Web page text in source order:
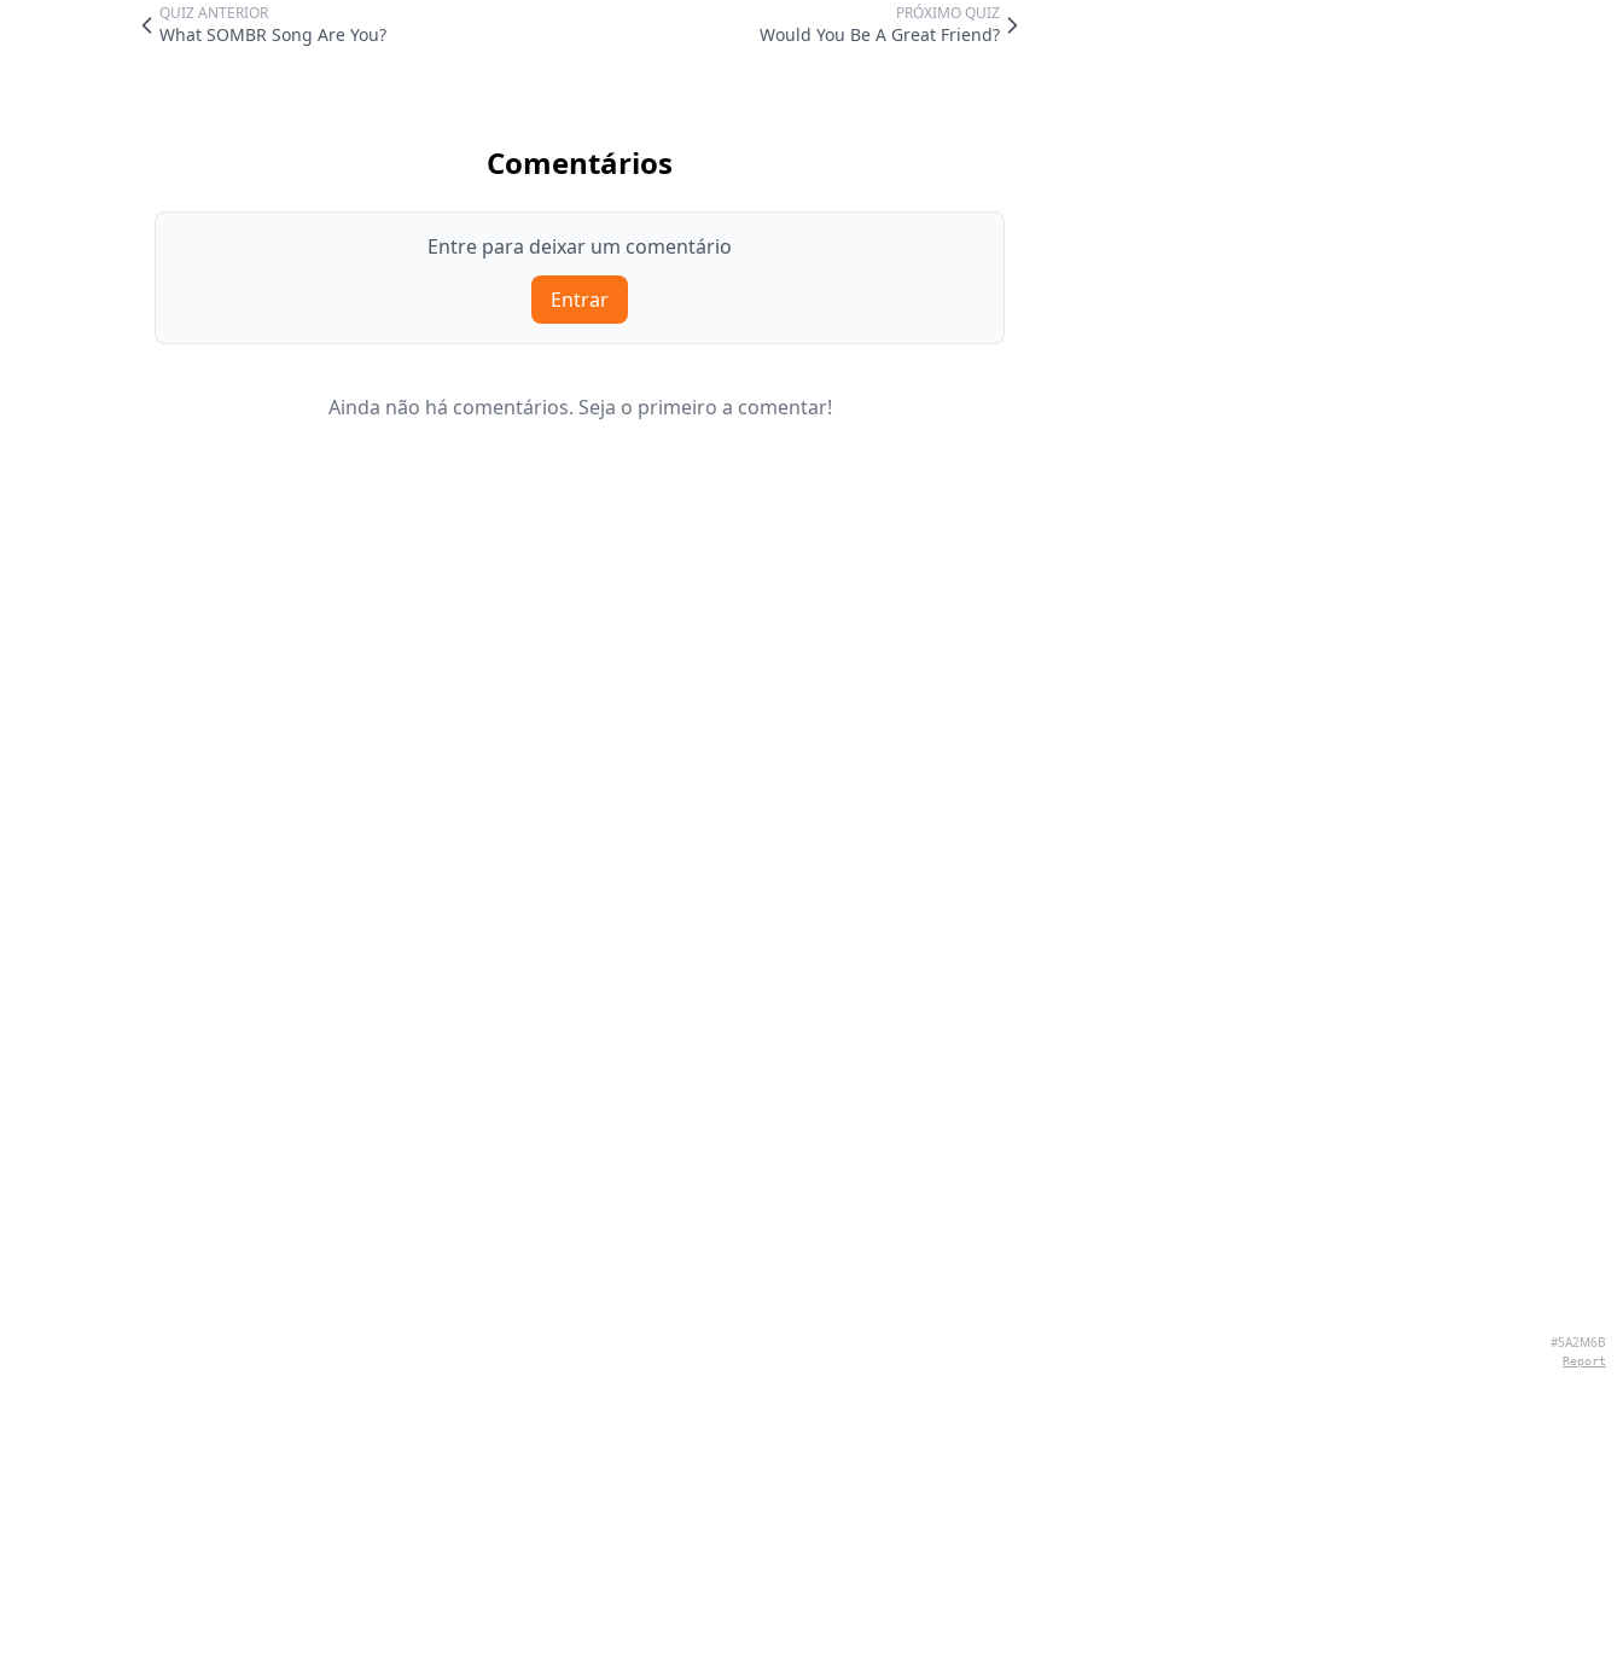
QUIZ ANTERIOR
What SOMBR Song Are You?
PRÓXIMO QUIZ
Would You Be A Great Friend?
Comentários
Entre para deixar um comentário
Entrar
Ainda não há comentários. Seja o primeiro a comentar!
#5A2M6B
Report